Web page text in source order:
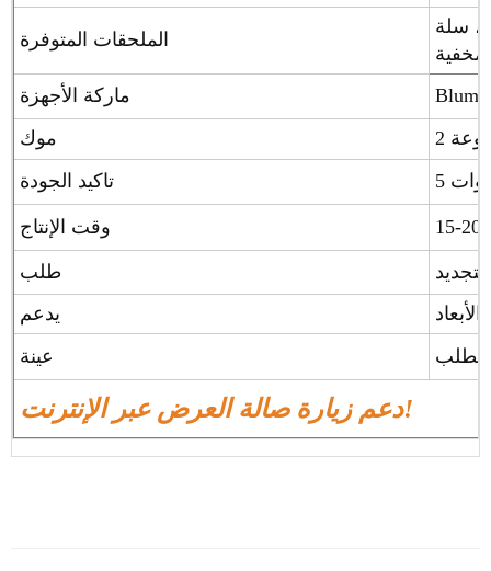
الملحقات المتوفرة
سلة
مخفية
ماركة الأجهزة
موك
تاكيد الجودة
وقت الإنتاج
طلب
يدعم
عينة
دعم زيارة صالة العرض عبر الإنترنت!